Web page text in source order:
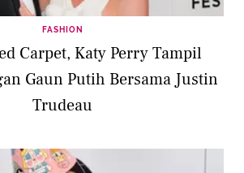
FASHION
Carpet, Katy Perry Tampil
Gaun Putih Bersama Justin
Trudeau